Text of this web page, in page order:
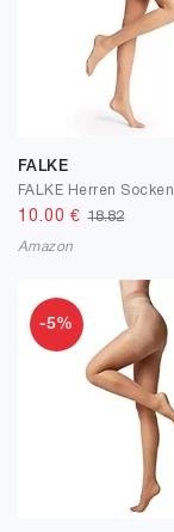
FALKE
FALKE Herren Socken
10.00 €18.82
Amazon
-5%